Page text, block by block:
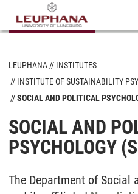
LEUPHANA
INSTITUTES
INSTITUTE OF SUSTAINABILITY
SOCIAL AND POLITICAL
SOCIAL AND
PSYCHOLOGY
The Department of Social